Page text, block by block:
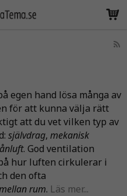
egen hand lösa många av
för att kunna välja rätt
att du vet vilken typ av
självdrag, mekanisk
. God ventilation
hur luften cirkulerar i
den ofta
rum. Läs mer...